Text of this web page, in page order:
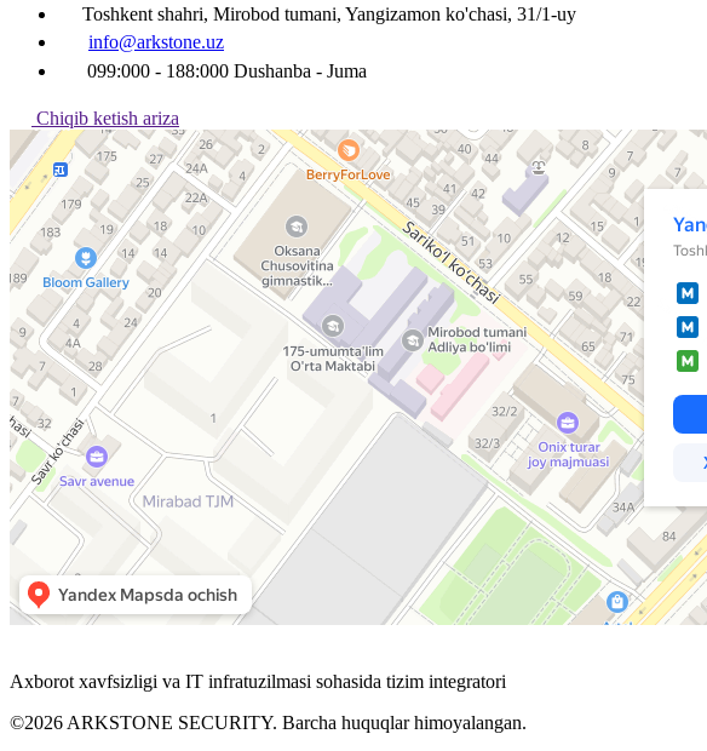
Toshkent shahri, Mirobod tumani, Yangizamon ko'chasi, 31/1-uy
info@arkstone.uz
099:000 - 188:000 Dushanba - Juma
Chiqib ketish ariza
Ташкент
Улица Янгизамон, 31/1 — Яндекс Карты
Axborot xavfsizligi va IT infratuzilmasi sohasida tizim integratori
©2026 ARKSTONE SECURITY. Barcha huquqlar himoyalangan.